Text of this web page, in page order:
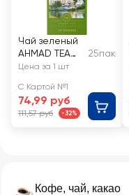
Кофе, чай, какао
Чай зеленый
AHMAD TEA
Китайский
25пак
Цена за 1 шт
С Картой №1
74,99 руб
111,57 руб -32%